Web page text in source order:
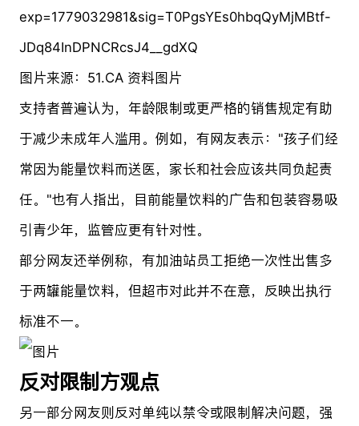
图片来源：51.CA 资料图片
支持者普遍认为，年龄限制或更严格的销售规定有助
于减少未成年人滥用。例如，有网友表示："孩子们经
常因为能量饮料而送医，家长和社会应该共同负起责
任。"也有人指出，目前能量饮料的广告和包装容易吸
引青少年，监管应更有针对性。
部分网友还举例称，有加油站员工拒绝一次性出售多
于两罐能量饮料，但超市对此并不在意，反映出执行
标准不一。
反对限制方观点
另一部分网友则反对单纯以禁令或限制解决问题，强